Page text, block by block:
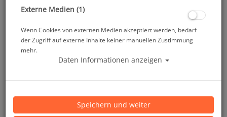
DESCENT X30 AM HANDGELENK
529 € für einen Tauchcomputer mit 2,4-Zoll-Farbdisplay, Trimix-Support und integriertem GPS – das
ist ein Preis, den wir so noch nicht angeboten haben. DerGarmin Descent X30liefert alles, was
Externe Medien (1)
Wenn Cookies von externen Medien akzeptiert werden, bedarf
der Zugriff auf externe Inhalte keiner manuellen Zustimmung
mehr.
Daten Informationen anzeigen
Speichern und weiter